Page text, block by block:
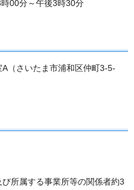
00分～午後3時30分
（さいたま市浦和区仲町3-5-
所属する事業所等の関係者約3